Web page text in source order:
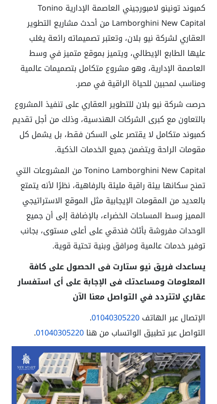
كمبوند تونينو لامبورجيني العاصمة الإدارية Tonino
Lamborghini New Capital من أحدث مشاريع التطوير
العقاري لشركة نيو بلان، وتعتبر تصميماته رائعة يغلب
عليها الطابع الإيطالي، ويتميز بموقع متميز في وسط
العاصمة الإدارية، وهو مشروع متكامل بتصميمات عالمية
ومناسب لمحبين للحياة الراقية في مصر.
حرصت شركة نيو بلان للتطوير العقاري على تنفيذ المشروع
بالتعاون مع كبرى الشركات الهندسية، وذلك من أجل تقديم
كمبوند متكامل لا يقتصر على السكن فقط، بل يشمل كل
مقومات الراحة ويتضمن جميع الخدمات الذكية.
Tonino Lamborghini New Capital من المشروعات التي
تمنح سكانها بيئة راقية مليئة بالرفاهية، نظرًا لأنه يتمتع
بالعديد من المقومات الإيجابية مثل الموقع الاستراتيجي
المميز وسط المساحات الخضراء، بالإضافة إلى أن جميع
الوحدات مفروشة بأثاث فندقي على أعلى مستوى، بجانب
توفير خدمات عالمية ومرافق وبنية تحتية قوية.
يساعدك فريق نيو ستارت فى الحصول على كافة
المعلومات ومساعدتك فى الإجابة على أى استفسار
عقاري لاتتردد في التواصل معنا الآن
الإتصال عبر الهاتف01040305220
.
التواصل عبر تطبيق الواتساب من هنا01040305220
.